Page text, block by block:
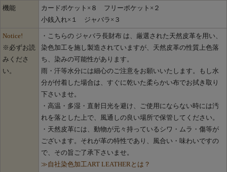
機能
カードポケット×８ フリーポケット×２
小銭入れ×１ ジャバラ×３
Notice!
※必ずお読
みくださ
い。
・こちらの ジャバラ長財布 は、厳選された天然皮革を用い、
染色加工を施し製造されていますが、天然皮革の性質上色落
ち、染みの可能性があります。
雨・汗等水分には細心のご注意をお願いいたします。もし水
分が付着した場合は、すぐに乾いた柔らかい布でお拭き取り
下さいませ。
・高温・多湿・直射日光を避け、ご使用にならない時には汚
れを落とした上で、風通しの良い場所で保管してください。
・天然皮革には、動物が元々持っているシワ・ムラ・傷等が
ございます。それが革の特性であり、風合い・味わいですの
で、その旨ご了承下さいませ。
≫自社染色加工ART LEATHERとは？